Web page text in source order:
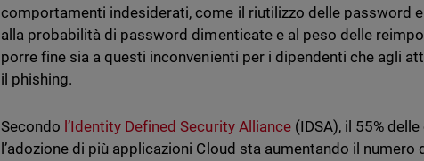
comportamenti indesiderati, come il riutilizzo delle password
alla probabilità di password dimenticate e al peso delle
porre fine sia a questi inconvenienti per i dipendenti che agli
il phishing.
Secondo l’Identity Defined Security Alliance(IDSA), il 55%
l’adozione di più applicazioni Cloud sta aumentando il numero